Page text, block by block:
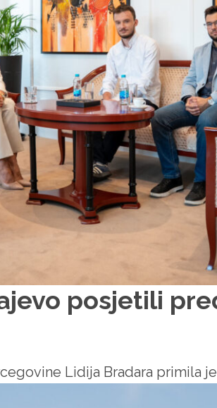
posjetili
Lidija Bradara primila